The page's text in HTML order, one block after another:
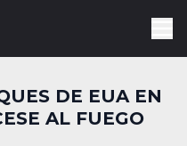
DE EUA EN
AL FUEGO